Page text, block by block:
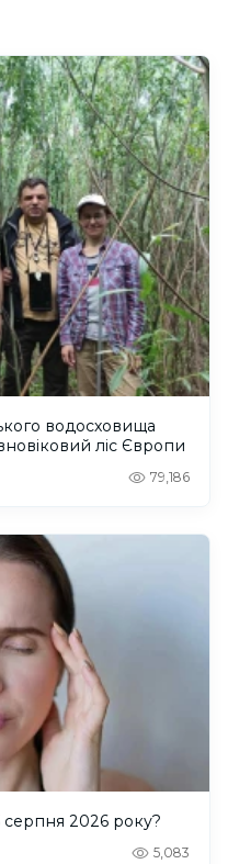
водосховища
ліс Європи
79,186
серпня 2026 року?
5,083